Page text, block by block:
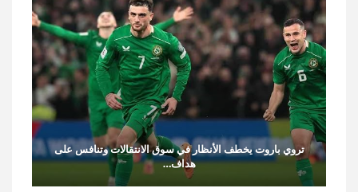
تروي باروت يخطف الأنظار في سوق الانتقالات وتنافس على
هداف…